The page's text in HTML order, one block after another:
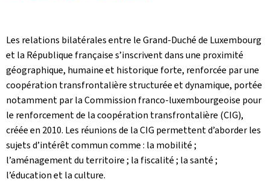
Les relations bilatérales entre le Grand-Duché de Luxembourg
et la République française s’inscrivent dans une proximité
géographique, humaine et historique forte, renforcée par une
coopération transfrontalière structurée et dynamique, portée
notamment par la Commission franco-luxembourgeoise pour
le renforcement de la coopération transfrontalière (CIG),
créée en 2010. Les réunions de la CIG permettent d’aborder les
sujets d’intérêt commun comme : la mobilité ;
l’aménagement du territoire ; la fiscalité ; la santé ;
l’éducation et la culture.